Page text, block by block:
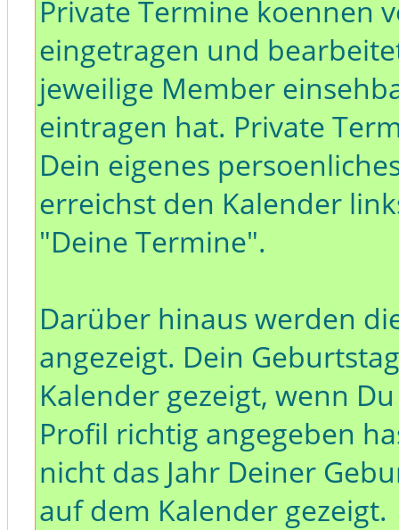
Private Termine koennen
eingetragen und
jeweilige Member
eintragen hat. Private
Dein eigenes
erreichst den Kalender
"Deine Termine".
Darüber hinaus werden
angezeigt. Dein
Kalender gezeigt, wenn
Profil richtig angegeben
nicht das Jahr Deiner
auf dem Kalender gezeigt.